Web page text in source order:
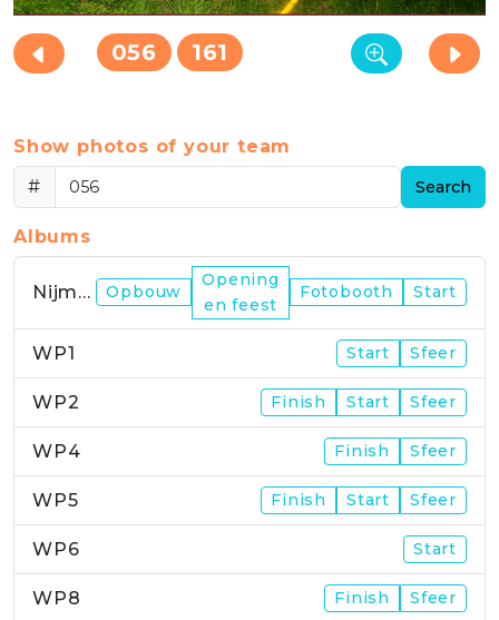
056 161
Show photos of your team
#
Search
Albums
Nijmegen Opbouw
Opening
en feest
Fotobooth Start
WP1 Start Sfeer
WP2 Finish Start Sfeer
WP4 Finish Sfeer
WP5 Finish Start Sfeer
WP6 Start
WP8 Finish Sfeer